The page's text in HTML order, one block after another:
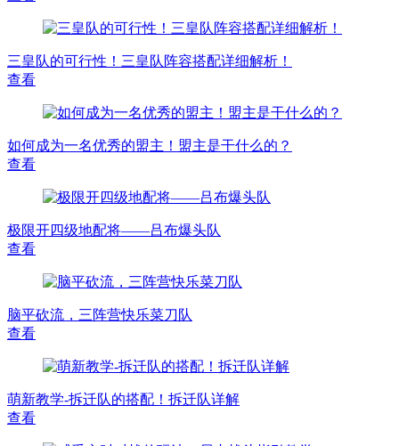
三皇队的可行性！三皇队阵容搭配详细解析！
查看
如何成为一名优秀的盟主！盟主是干什么的？
查看
极限开四级地配将——吕布爆头队
查看
脑平砍流，三阵营快乐菜刀队
查看
萌新教学-拆迁队的搭配！拆迁队详解
查看